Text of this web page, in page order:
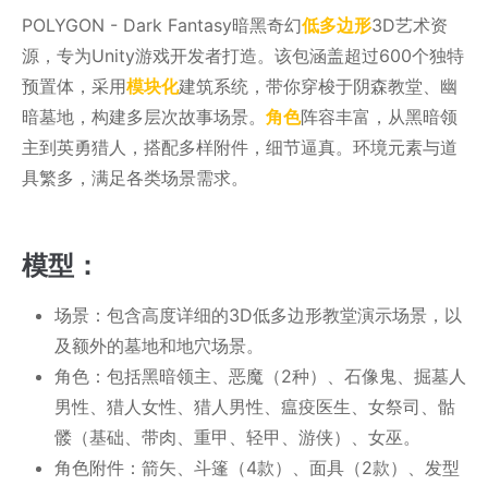
POLYGON - Dark Fantasy暗黑奇幻低多边形3D艺术资
源，专为Unity游戏开发者打造。该包涵盖超过600个独特
预置体，采用模块化建筑系统，带你穿梭于阴森教堂、幽
暗墓地，构建多层次故事场景。 角色阵容丰富，从黑暗领
主到英勇猎人，搭配多样附件，细节逼真。环境元素与道
具繁多，满足各类场景需求。
模型：
场景：包含高度详细的3D低多边形教堂演示场景，以
及额外的墓地和地穴场景。
角色：包括黑暗领主、恶魔（2种）、石像鬼、掘墓人
男性、猎人女性、猎人男性、瘟疫医生、女祭司、骷
髅（基础、带肉、重甲、轻甲、游侠）、女巫。
角色附件：箭矢、斗篷（4款）、面具（2款）、发型